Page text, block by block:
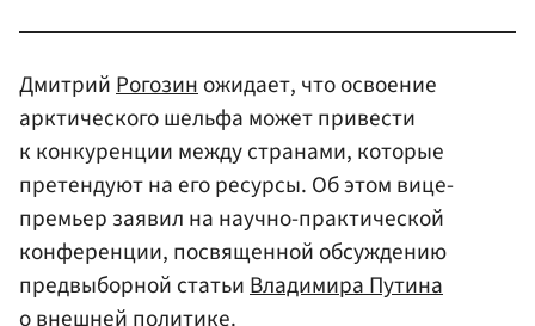
ДмитрийРогозиножидает, что освоение
арктического шельфа может привести
к конкуренции между странами, которые
претендуют на его ресурсы. Об этом вице-
премьер заявил на научно-практической
конференции, посвященной обсуждению
предвыборной статьиВладимира Путина
о внешней политике.